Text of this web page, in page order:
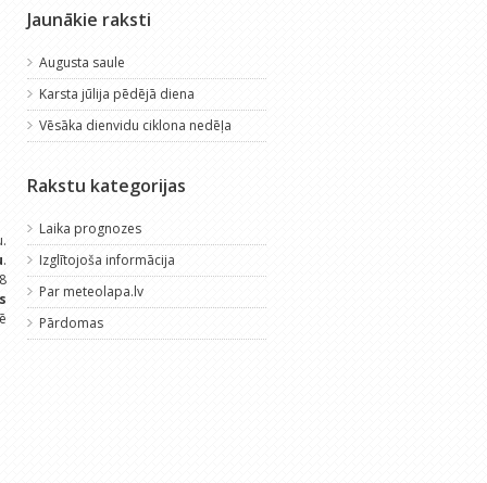
.
Jaunākie raksti
Augusta saule
Karsta jūlija pēdējā diena
Vēsāka dienvidu ciklona nedēļa
Rakstu kategorijas
Laika prognozes
Izglītojoša informācija
Par meteolapa.lv
Pārdomas